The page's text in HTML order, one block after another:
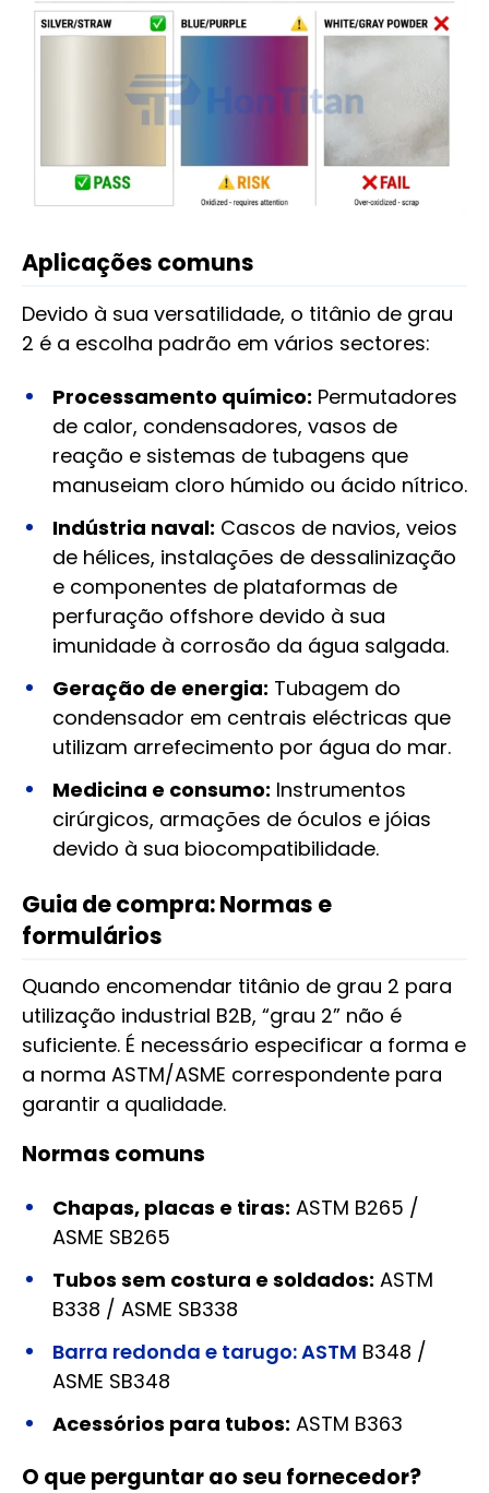
Aplicações comuns
Devido à sua versatilidade, o titânio de grau
2 é a escolha padrão em vários sectores:
Processamento químico: Permutadores
de calor, condensadores, vasos de
reação e sistemas de tubagens que
manuseiam cloro húmido ou ácido nítrico.
Indústria naval: Cascos de navios, veios
de hélices, instalações de dessalinização
e componentes de plataformas de
perfuração offshore devido à sua
imunidade à corrosão da água salgada.
Geração de energia: Tubagem do
condensador em centrais eléctricas que
utilizam arrefecimento por água do mar.
Medicina e consumo: Instrumentos
cirúrgicos, armações de óculos e jóias
devido à sua biocompatibilidade.
Guia de compra: Normas e
formulários
Quando encomendar titânio de grau 2 para
utilização industrial B2B, “grau 2” não é
suficiente. É necessário especificar a forma e
a norma ASTM/ASME correspondente para
garantir a qualidade.
Normas comuns
Chapas, placas e tiras: ASTM B265 /
ASME SB265
Tubos sem costura e soldados: ASTM
B338 / ASME SB338
Barra redonda e tarugo: ASTM B348 /
ASME SB348
Acessórios para tubos: ASTM B363
O que perguntar ao seu fornecedor?